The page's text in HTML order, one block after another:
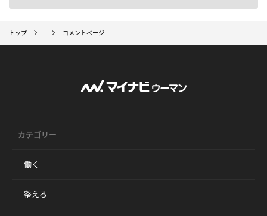
トップ コメントページ
カテゴリー
働く
整える